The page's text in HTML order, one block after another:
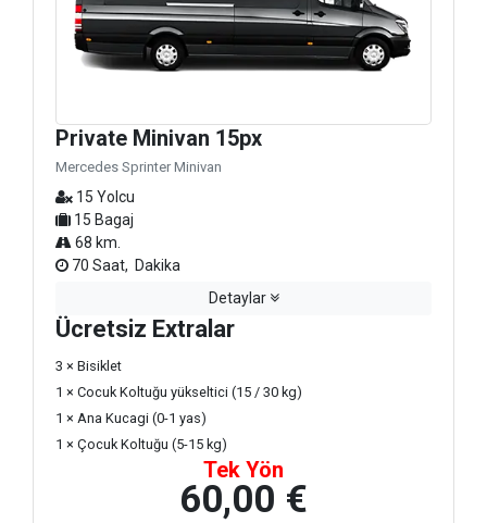
Private Minivan 15px
Mercedes Sprinter Minivan
15 Yolcu
15 Bagaj
68 km.
70 Saat, Dakika
Detaylar
Ücretsiz Extralar
3 × Bisiklet
1 × Cocuk Koltuğu yükseltici (15 / 30 kg)
1 × Ana Kucagi (0-1 yas)
1 × Çocuk Koltuğu (5-15 kg)
Tek Yön
60,00 €